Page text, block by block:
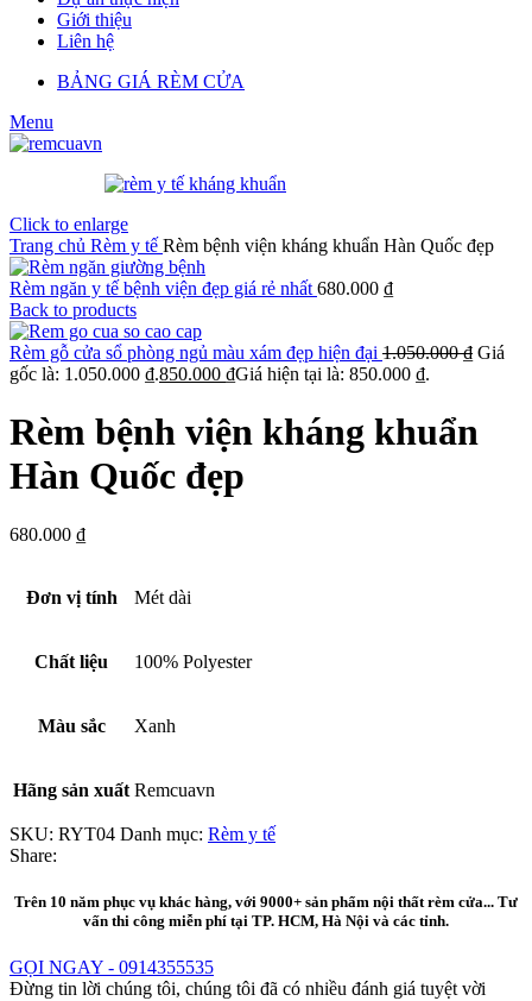
Giới thiệu
Liên hệ
BẢNG GIÁ RÈM CỬA
Menu
Click to enlarge
Trang chủ Rèm y tế Rèm bệnh viện kháng khuẩn Hàn Quốc đẹp
Rèm ngăn y tế bệnh viện đẹp giá rẻ nhất 680.000 ₫
Back to products
Rèm gỗ cửa sổ phòng ngủ màu xám đẹp hiện đại 1.050.000₫ Giá
gốc là: 1.050.000 ₫.850.000 ₫Giá hiện tại là: 850.000 ₫.
Rèm bệnh viện kháng khuẩn
Hàn Quốc đẹp
680.000 ₫
Đơn vị tính Mét dài
Chất liệu 100% Polyester
Màu sắc Xanh
Hãng sản xuất Remcuavn
SKU: RYT04 Danh mục: Rèm y tế
Share:
Trên 10 năm phục vụ khác hàng, với 9000+ sản phẩm nội thất rèm cửa... Tư
vấn thi công miễn phí tại TP. HCM, Hà Nội và các tỉnh.
GỌI NGAY - 0914355535
Đừng tin lời chúng tôi, chúng tôi đã có nhiều đánh giá tuyệt vời